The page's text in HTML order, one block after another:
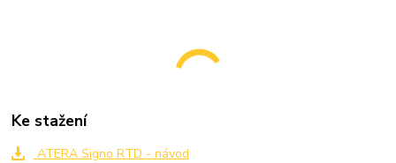
Ke stažení
ATERA Signo RTD - návod